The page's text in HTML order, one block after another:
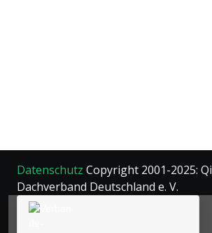
Datenschutz Copyright 2001-2025:
Dachverband Deutschland e. V.